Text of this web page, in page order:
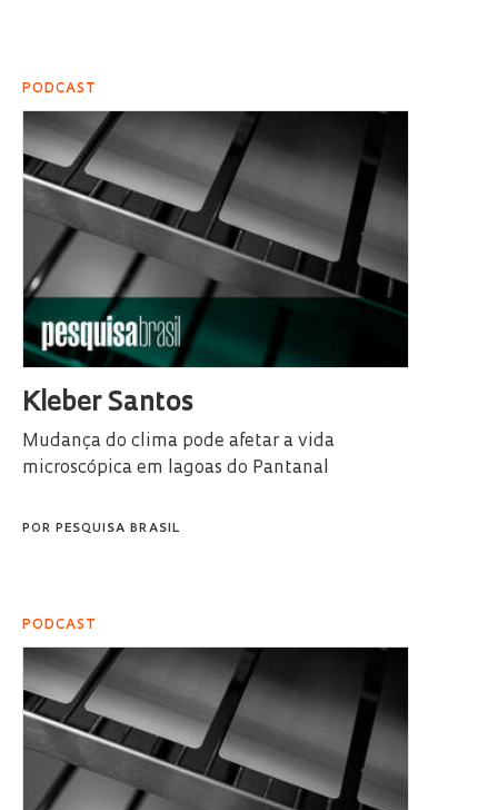
PODCAST
Kleber Santos
Mudança do clima pode afetar a vida
microscópica em lagoas do Pantanal
POR PESQUISA BRASIL
PODCAST